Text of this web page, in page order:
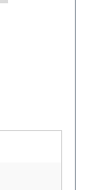
5 Sternen